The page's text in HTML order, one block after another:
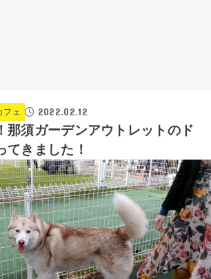
フェ 2022.02.12
那須ガーデンアウトレットのド
てきました！